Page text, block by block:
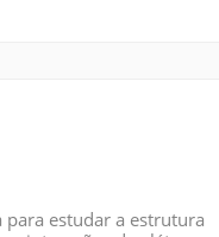
para estudar a estrutura